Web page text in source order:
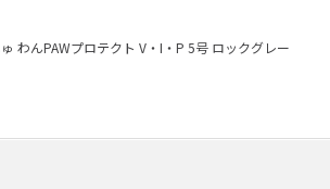
わんPAWプロテクト V・I・P 5号 ロックグレー